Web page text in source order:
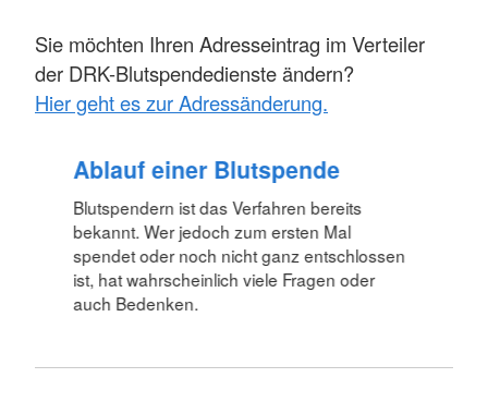
Sie möchten Ihren Adresseintrag im Verteiler
der DRK-Blutspendedienste ändern?
Hier geht es zur Adressänderung.
Ablauf einer Blutspende
Blutspendern ist das Verfahren bereits
bekannt. Wer jedoch zum ersten Mal
spendet oder noch nicht ganz entschlossen
ist, hat wahrscheinlich viele Fragen oder
auch Bedenken.